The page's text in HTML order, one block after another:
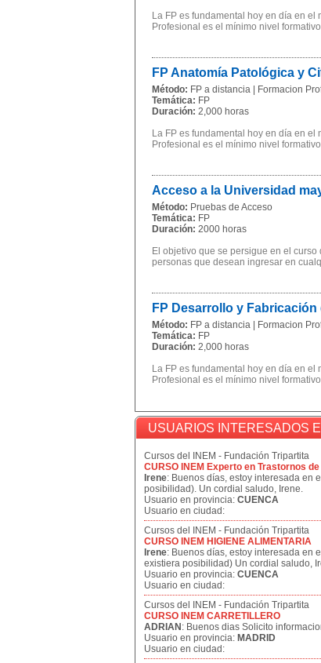
La FP es fundamental hoy en día en
Profesional es el mínimo nivel
FP Anatomía Patológica y
Método: FP a distancia | Formacion
Temática: FP
Duración: 2,000 horas
La FP es fundamental hoy en día en
Profesional es el mínimo nivel
Acceso a la Universidad
Método: Pruebas de Acceso
Temática: FP
Duración: 2000 horas
El objetivo que se persigue en el
personas que desean ingresar en
FP Desarrollo y
Método: FP a distancia | Formacion
Temática: FP
Duración: 2,000 horas
La FP es fundamental hoy en día en
Profesional es el mínimo nivel
USUARIOS INTERESADOS
Cursos del INEM - Fundación Tripartita
CURSO INEM Experto en Trastornos
Irene: Buenos días, estoy interesada en
posibilidad). Un cordial saludo, Irene.
Usuario en provincia: CUENCA
Usuario en ciudad:
Cursos del INEM - Fundación Tripartita
CURSO INEM HIGIENE ALIMENTARIA
Irene: Buenos días, estoy interesada en
existiera posibilidad) Un cordial saludo,
Usuario en provincia: CUENCA
Usuario en ciudad:
Cursos del INEM - Fundación Tripartita
CURSO INEM CARRETILLERO
ADRIAN : Buenos dias Solicito
Usuario en provincia: MADRID
Usuario en ciudad: